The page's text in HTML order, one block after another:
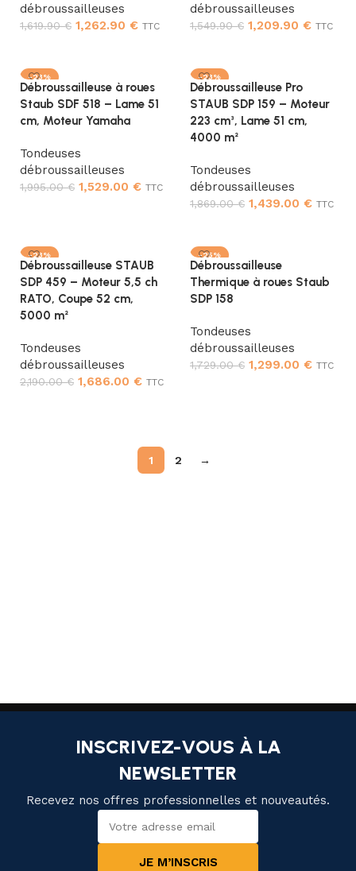
débroussailleuses
1,619.90€ 1,262.90 € TTC
débroussailleuses
1,549.90€ 1,209.90 € TTC
-23%
Débroussailleuse à roues
Staub SDF 518 – Lame 51
cm, Moteur Yamaha
Tondeuses
débroussailleuses
1,995.00€ 1,529.00 € TTC
-23%
Débroussailleuse Pro
STAUB SDP 159 – Moteur
223 cm³, Lame 51 cm,
4000 m²
Tondeuses
débroussailleuses
1,869.00€ 1,439.00 € TTC
-23%
Débroussailleuse STAUB
SDP 459 – Moteur 5,5 ch
RATO, Coupe 52 cm,
5000 m²
Tondeuses
débroussailleuses
2,190.00€ 1,686.00 € TTC
-25%
Débroussailleuse
Thermique à roues Staub
SDP 158
Tondeuses
débroussailleuses
1,729.00€ 1,299.00 € TTC
1 2 →
INSCRIVEZ-VOUS À LA
NEWSLETTER
Recevez nos offres professionnelles et nouveautés.
JE M’INSCRIS